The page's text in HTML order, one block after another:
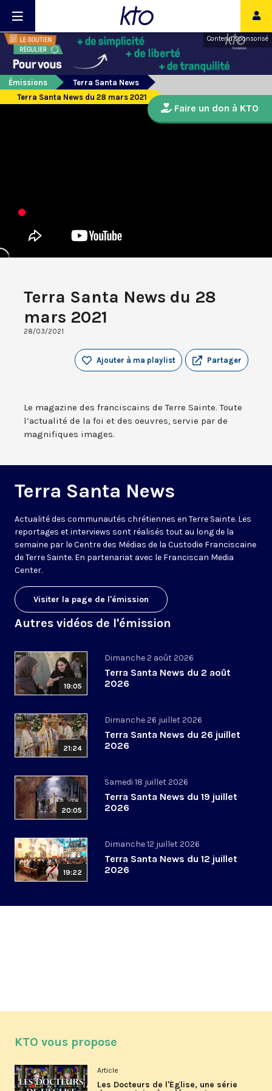
Contenu sponsorisé
Émissions
Terra Santa News
Terra Santa News du 28 mars 2021
Terra Santa News du 28
mars 2021
28/03/2021
Partager
Ajouter à ma playlist
Le magazine des franciscains de Terre Sainte. Toute
l’actualité de la foi et des oeuvres, servie par de
magnifiques images.
Terra Santa News
Actualité des communautés chrétiennes en Terre Sainte. Les
reportages et interviews sont réalisés tout au long de la
semaine par le Centre des Médias de la Custodie Franciscaine
de Terre Sainte. En partenariat avec le Franciscan Media
Center.
Visiter la page de l'émission
Autres vidéos de l'émission
19:05
Dimanche 2 août 2026
Terra Santa News du 2 août
2026
21:24
Dimanche 26 juillet 2026
Terra Santa News du 26 juillet
2026
20:05
Samedi 18 juillet 2026
Terra Santa News du 19 juillet
2026
19:22
Dimanche 12 juillet 2026
Terra Santa News du 12 juillet
2026
Faire un don à KTO
KTO vous propose
Article
Les Docteurs de l'Église, une série